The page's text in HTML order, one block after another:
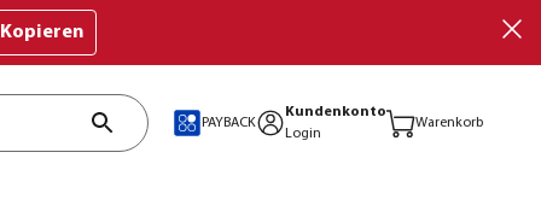
Kopieren
PAYBACK
Kundenkonto
Login
Warenkorb